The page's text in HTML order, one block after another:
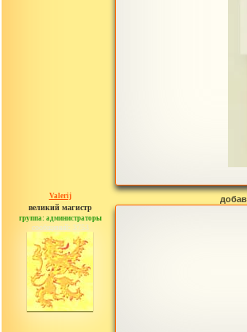
Valerij
великий магистр
группа: администраторы
сообщений: 3753